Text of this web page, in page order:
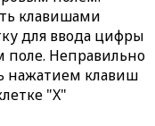
клавишами
для ввода цифры
поле. Неправильно
нажатием клавиш
"X"